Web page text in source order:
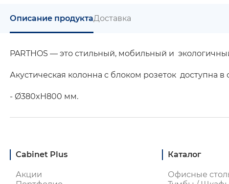
Описание продуктаДоставка
PARTHOS — это стильный, мобильный и
Акустическая колонна с блоком розеток доступна
- Ø380xH800 мм.
Cabinet Plus
Акции
Каталог
Офисные